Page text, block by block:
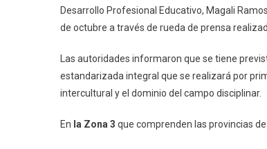
Desarrollo Profesional Educativo, Magali
de octubre a través de rueda de prensa
Las autoridades informaron que se tiene
estandarizada integral que se realizará por
intercultural y el dominio del campo disciplinar.
En la Zona 3 que comprenden las provincias